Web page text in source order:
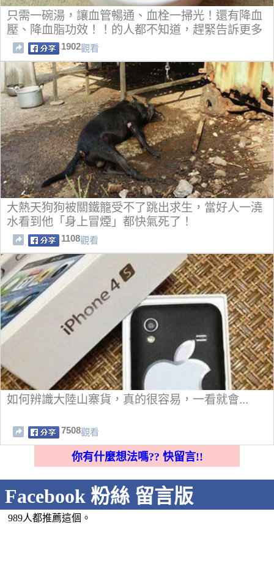
只需一碗湯，讓血管暢通、血栓一掃光！還有降血
壓、降血脂功效！！的人都不知道，趕緊告訴更多
人~
1902觀看
大熱天狗狗被關鐵籠受不了跳出求生，當好人一澆
水看到他「身上冒煙」都快氣死了！
1108觀看
如何辨識大陸山寨貨，真的很容易，一看就會...
7508觀看
你有什麼想法嗎?? 快留言!!
Facebook 粉絲 留言版
989人都推薦這個。